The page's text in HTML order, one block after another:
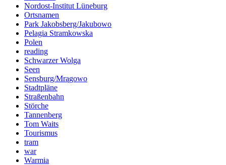
Nordost-Institut Lüneburg
Ortsnamen
Park Jakobsberg/Jakubowo
Pelagia Stramkowska
Polen
reading
Schwarzer Wolga
Seen
Sensburg/Mrągowo
Stadtpläne
Straßenbahn
Störche
Tannenberg
Tom Waits
Tourismus
tram
war
Warmia